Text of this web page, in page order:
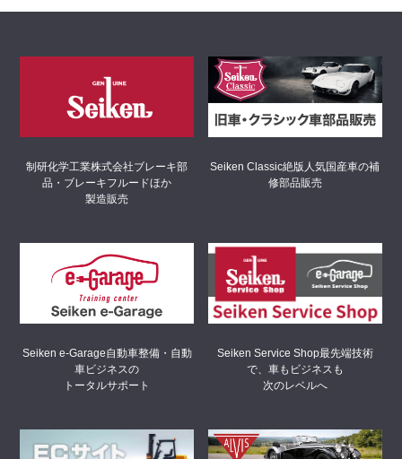
制研化学工業株式会社ブレーキ部
品・ブレーキフルードほか
製造販売
Seiken Classic絶版人気国産車の補
修部品販売
Seiken e-Garage自動車整備・自動
車ビジネスの
トータルサポート
Seiken Service Shop最先端技術
で、車もビジネスも
次のレベルへ